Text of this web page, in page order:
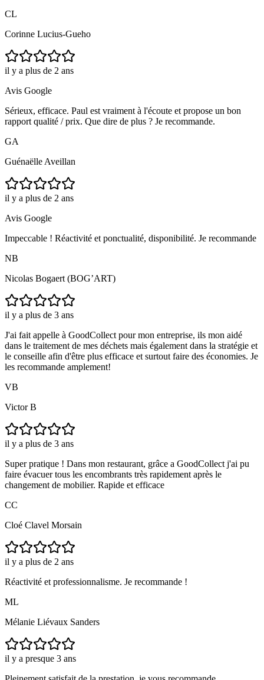
CL
Corinne Lucius-Gueho
il y a plus de 2 ans
Avis Google
Sérieux, efficace. Paul est vraiment à l'écoute et propose un bon
rapport qualité / prix. Que dire de plus ? Je recommande.
GA
Guénaëlle Aveillan
il y a plus de 2 ans
Avis Google
Impeccable ! Réactivité et ponctualité, disponibilité. Je recommande
NB
Nicolas Bogaert (BOG’ART)
il y a plus de 3 ans
J'ai fait appelle à GoodCollect pour mon entreprise, ils mon aidé
dans le traitement de mes déchets mais également dans la stratégie et
le conseille afin d'être plus efficace et surtout faire des économies. Je
les recommande amplement!
VB
Victor B
il y a plus de 3 ans
Super pratique ! Dans mon restaurant, grâce a GoodCollect j'ai pu
faire évacuer tous les encombrants très rapidement après le
changement de mobilier. Rapide et efficace
CC
Cloé Clavel Morsain
il y a plus de 2 ans
Réactivité et professionnalisme. Je recommande !
ML
Mélanie Liévaux Sanders
il y a presque 3 ans